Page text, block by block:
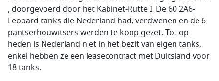
, doorgevoerd door het Kabinet-Rutte I. De 60 2A6-
Leopard tanks die Nederland had, verdwenen en de 6
pantserhouwitsers werden te koop gezet. Tot op
heden is Nederland niet in het bezit van eigen tanks,
enkel hebben ze een leasecontract met Duitsland voor
18 tanks.